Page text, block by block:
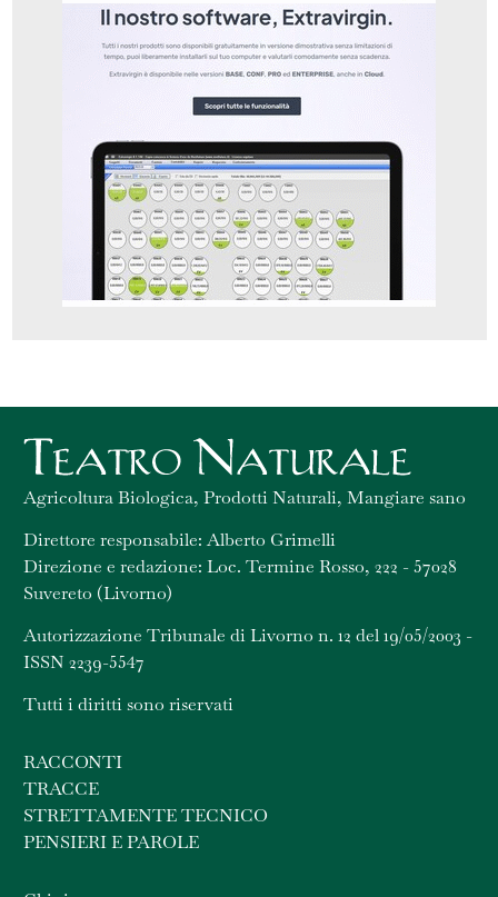
Agricoltura Biologica, Prodotti Naturali, Mangiare sano
Direttore responsabile: Alberto Grimelli
Direzione e redazione: Loc. Termine Rosso, 222 - 57028
Suvereto (Livorno)
Autorizzazione Tribunale di Livorno n. 12 del 19/05/2003 -
ISSN 2239-5547
Tutti i diritti sono riservati
RACCONTI
TRACCE
STRETTAMENTE TECNICO
PENSIERI E PAROLE